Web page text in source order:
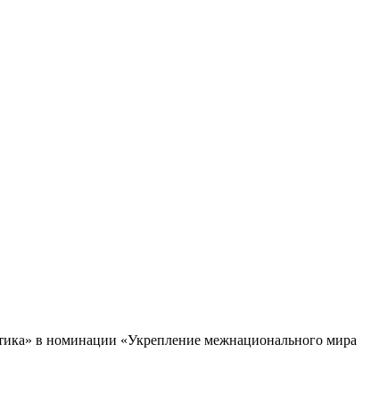
в номинации «Укрепление межнационального мира